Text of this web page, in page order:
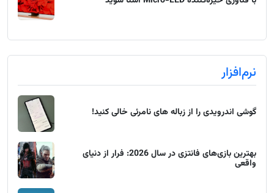
نرم‌افزار
گوشی اندرویدی را از زباله های نامرئی خالی کنید!
بهترین بازی‌های فانتزی در سال 2026: فرار از دنیای
واقعی